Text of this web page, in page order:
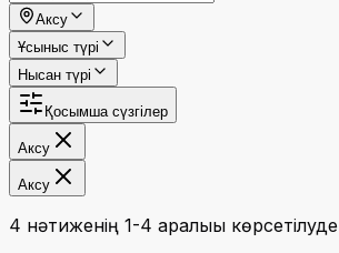
Аксу
Ұсыныс түрі
Нысан түрі
Қосымша сүзгілер
Аксу
Аксу
4 нәтиженің 1-4 аралығы көрсетілуде